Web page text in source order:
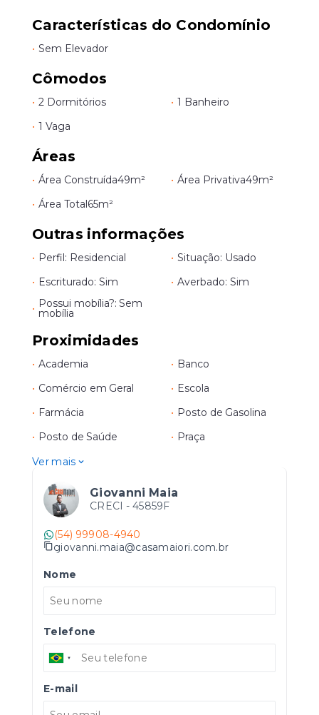
Características do Condomínio
• Sem Elevador
Cômodos
• 2 Dormitórios • 1 Banheiro
• 1 Vaga
Áreas
• Área Construída49m² • Área Privativa49m²
• Área Total65m²
Outras informações
• Perfil: Residencial • Situação: Usado
• Escriturado: Sim • Averbado: Sim
• Possui mobília?: Sem
mobília
Proximidades
• Academia • Banco
• Comércio em Geral • Escola
• Farmácia • Posto de Gasolina
• Posto de Saúde • Praça
Ver mais
Giovanni Maia
CRECI - 45859F
(54) 99908-4940
giovanni.maia@casamaiori.com.br
Nome
Telefone
E-mail